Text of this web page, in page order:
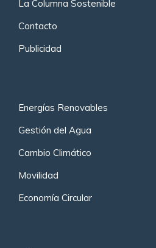
La Columna Sostenible
Contacto
Publicidad
Energías Renovables
Gestión del Agua
Cambio Climático
Movilidad
Economía Circular